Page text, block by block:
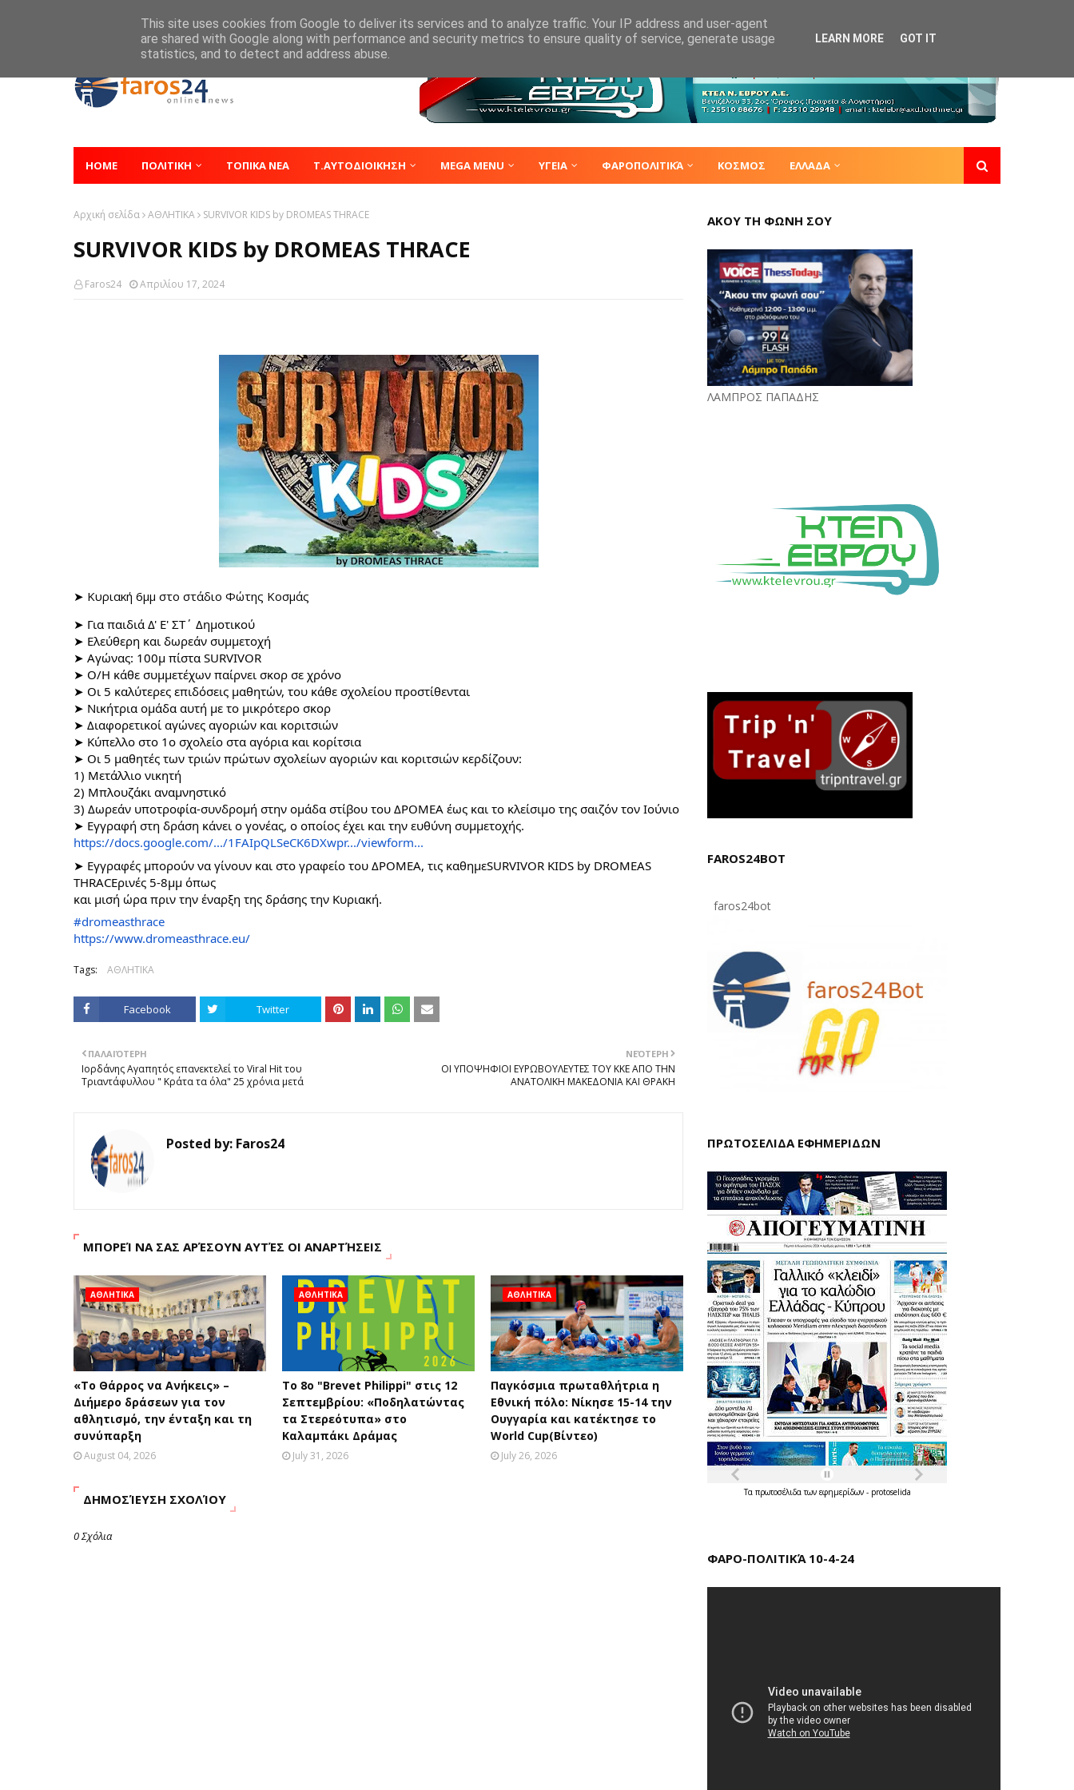
HOME ΠΟΛΙΤΙΚΗ ΤΟΠΙΚΑ ΝΕΑ Τ.ΑΥΤΟΔΙΟΙΚΗΣΗ MEGA MENU ΥΓΕΙΑ ΦΑΡΟΠΟΛΙΤΙΚΆ ΚΟΣΜΟΣ ΕΛΛΑΔΑ
Αρχική σελίδα ΑΘΛΗΤΙΚΑ SURVIVOR KIDS by DROMEAS THRACE
SURVIVOR KIDS by DROMEAS THRACE
Faros24 Απριλίου 17, 2024
➤ Κυριακή 6μμ στο στάδιο Φώτης Κοσμάς
➤ Για παιδιά Δ' Ε' ΣΤ΄ Δημοτικού
➤ Ελεύθερη και δωρεάν συμμετοχή
➤ Αγώνας: 100μ πίστα SURVIVOR
➤ O/H κάθε συμμετέχων παίρνει σκορ σε χρόνο
➤ Οι 5 καλύτερες επιδόσεις μαθητών, του κάθε σχολείου προστίθενται
➤ Νικήτρια ομάδα αυτή με το μικρότερο σκορ
➤ Διαφορετικοί αγώνες αγοριών και κοριτσιών
➤ Κύπελλο στο 1ο σχολείο στα αγόρια και κορίτσια
➤ Οι 5 μαθητές των τριών πρώτων σχολείων αγοριών και κοριτσιών κερδίζουν:
1) Μετάλλιο νικητή
2) Μπλουζάκι αναμνηστικό
3) Δωρεάν υποτροφία-συνδρομή στην ομάδα στίβου του ΔΡΟΜΕΑ έως και το κλείσιμο της σαιζόν τον Ιούνιο
➤ Εγγραφή στη δράση κάνει ο γονέας, ο οποίος έχει και την ευθύνη συμμετοχής.
https://docs.google.com/.../1FAIpQLSeCK6DXwpr.../viewform...
➤ Εγγραφές μπορούν να γίνουν και στο γραφείο του ΔΡΟΜΕΑ, τις καθημεSURVIVOR KIDS by DROMEAS
THRACEρινές 5-8μμ όπως
και μισή ώρα πριν την έναρξη της δράσης την Κυριακή.
#dromeasthrace
https://www.dromeasthrace.eu/
Tags: ΑΘΛΗΤΙΚΑ
Facebook Twitter
ΝΕΌΤΕΡΗ
ΟΙ ΥΠΟΨΗΦΙΟΙ ΕΥΡΩΒΟΥΛΕΥΤΕΣ ΤΟΥ ΚΚΕ ΑΠΟ ΤΗΝ
ΑΝΑΤΟΛΙΚΗ ΜΑΚΕΔΟΝΙΑ ΚΑΙ ΘΡΑΚΗ
ΠΑΛΑΙΌΤΕΡΗ
Ιορδάνης Αγαπητός επανεκτελεί το Viral Hit του
Τριαντάφυλλου " Κράτα τα όλα" 25 χρόνια μετά
Posted by: Faros24
ΜΠΟΡΕΊ ΝΑ ΣΑΣ ΑΡΈΣΟΥΝ ΑΥΤΈΣ ΟΙ ΑΝΑΡΤΉΣΕΙΣ
ΑΘΛΗΤΙΚΑ
«Το Θάρρος να Ανήκεις» –
Διήμερο δράσεων για τον
αθλητισμό, την ένταξη και τη
συνύπαρξη
August 04, 2026
ΑΘΛΗΤΙΚΑ
Το 8ο "Brevet Philippi" στις 12
Σεπτεμβρίου: «Ποδηλατώντας
τα Στερεότυπα» στο
Καλαμπάκι Δράμας
July 31, 2026
ΑΘΛΗΤΙΚΑ
Παγκόσμια πρωταθλήτρια η
Εθνική πόλο: Νίκησε 15-14 την
Ουγγαρία και κατέκτησε το
World Cup(Βίντεο)
July 26, 2026
ΔΗΜΟΣΊΕΥΣΗ ΣΧΟΛΊΟΥ
0 Σχόλια
ΑΚΟΥ ΤΗ ΦΩΝΗ ΣΟΥ
ΛΑΜΠΡΟΣ ΠΑΠΑΔΗΣ
FAROS24BOT
faros24bot
ΠΡΩΤΟΣΕΛΙΔΑ ΕΦΗΜΕΡΙΔΩΝ
Τα πρωτοσέλιδατων εφημερίδων - protoselida
ΦΑΡΟ-ΠΟΛΙΤΙΚΆ 10-4-24
This site uses cookies from Google to deliver its services and to analyze traffic. Your IP address and user-agent
are shared with Google along with performance and security metrics to ensure quality of service, generate usage
statistics, and to detect and address abuse.
LEARN MORE GOT IT